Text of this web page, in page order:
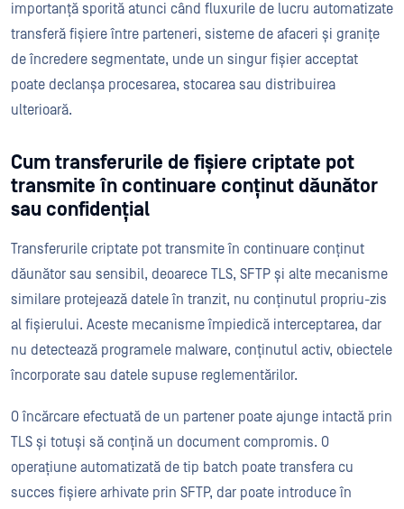
importanță sporită atunci când fluxurile de lucru automatizate
transferă fișiere între parteneri, sisteme de afaceri și granițe
de încredere segmentate, unde un singur fișier acceptat
poate declanșa procesarea, stocarea sau distribuirea
ulterioară.
Cum transferurile de fișiere criptate pot
transmite în continuare conținut dăunător
sau confidențial
Transferurile criptate pot transmite în continuare conținut
dăunător sau sensibil, deoarece TLS, SFTP și alte mecanisme
similare protejează datele în tranzit, nu conținutul propriu-zis
al fișierului. Aceste mecanisme împiedică interceptarea, dar
nu detectează programele malware, conținutul activ, obiectele
încorporate sau datele supuse reglementărilor.
O încărcare efectuată de un partener poate ajunge intactă prin
TLS și totuși să conțină un document compromis. O
operațiune automatizată de tip batch poate transfera cu
succes fișiere arhivate prin SFTP, dar poate introduce în